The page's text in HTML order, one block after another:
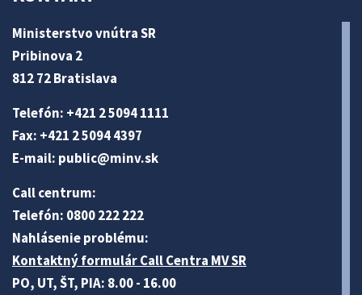
Ministerstvo vnútra SR
Pribinova 2
812 72 Bratislava
Telefón: +421 2 5094 1111
Fax: +421 2 5094 4397
E-mail: public@minv.sk
Call centrum:
Telefón: 0800 222 222
Nahlásenie problému:
Kontaktný formulár Call Centra MV SR
PO, UT, ŠT, PIA: 8.00 - 16.00